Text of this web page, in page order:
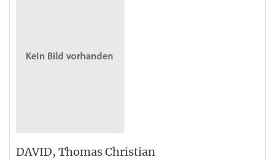
DAVID, Thomas Christian